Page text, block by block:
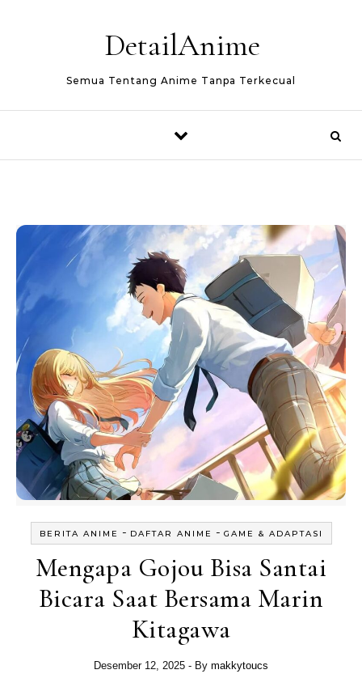
DetailAnime
Semua Tentang Anime Tanpa Terkecual
BERITA ANIME - DAFTAR ANIME - GAME & ADAPTASI
Mengapa Gojou Bisa Santai
Bicara Saat Bersama Marin
Kitagawa
Desember 12, 2025 - By makkytoucs